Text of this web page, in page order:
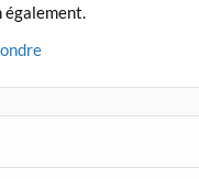
également.